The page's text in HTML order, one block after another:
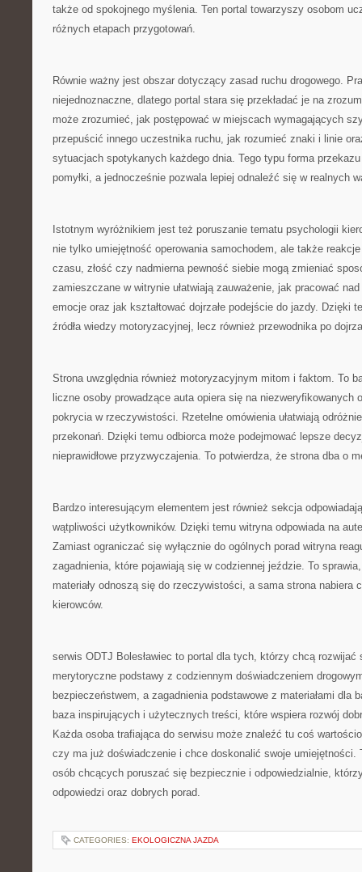
także od spokojnego myślenia. Ten portal towarzyszy osobom
różnych etapach przygotowań.
Równie ważny jest obszar dotyczący zasad ruchu drogowego.
niejednoznaczne, dlatego portal stara się przekładać je na
może zrozumieć, jak postępować w miejscach wymagających
przepuścić innego uczestnika ruchu, jak rozumieć znaki i linie
sytuacjach spotykanych każdego dnia. Tego typu forma
pomyłki, a jednocześnie pozwala lepiej odnaleźć się w realnych
Istotnym wyróżnikiem jest też poruszanie tematu psychologii
nie tylko umiejętność operowania samochodem, ale także
czasu, złość czy nadmierna pewność siebie mogą zmieniać
zamieszczane w witrynie ułatwiają zauważenie, jak pracować
emocje oraz jak kształtować dojrzałe podejście do jazdy. Dzięki
źródła wiedzy motoryzacyjnej, lecz również przewodnika po
Strona uwzględnia również motoryzacyjnym mitom i faktom. To
liczne osoby prowadzące auta opiera się na niezweryfikowanych
pokrycia w rzeczywistości. Rzetelne omówienia ułatwiają
przekonań. Dzięki temu odbiorca może podejmować lepsze
nieprawidłowe przyzwyczajenia. To potwierdza, że strona dba o
Bardzo interesującym elementem jest również sekcja
wątpliwości użytkowników. Dzięki temu witryna odpowiada na
Zamiast ograniczać się wyłącznie do ogólnych porad witryna
zagadnienia, które pojawiają się w codziennej jeździe. To
materiały odnoszą się do rzeczywistości, a sama strona nabiera
kierowców.
serwis ODTJ Bolesławiec to portal dla tych, którzy chcą
merytoryczne podstawy z codziennym doświadczeniem
bezpieczeństwem, a zagadnienia podstawowe z materiałami dla
baza inspirujących i użytecznych treści, które wspiera rozwój
Każda osoba trafiająca do serwisu może znaleźć tu coś
czy ma już doświadczenie i chce doskonalić swoje umiejętności.
osób chcących poruszać się bezpiecznie i odpowiedzialnie,
odpowiedzi oraz dobrych porad.
CATEGORIES: EKOLOGICZNA JAZDA